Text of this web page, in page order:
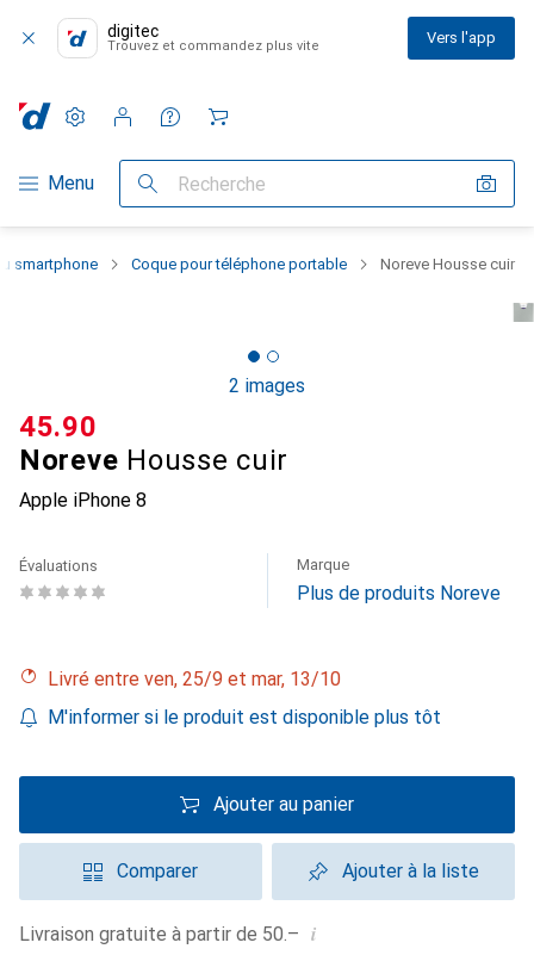
digitec
Trouvez et commandez plus vite Vers l'app
Navigation par catégorie
Menu Recherche
Paramètres
Compte client
Listes de comparaison
Listes d'envies
Panier
smartphone Coque pour téléphone portable Noreve Housse cuir
2 images
Noreve Housse cuir
Apple iPhone 8
CHF
45.90
Évaluations Marque
Plus de produits Noreve
Livré entre ven, 25/9 et mar, 13/10
M'informer si le produit est disponible plus tôt
Ajouter au panier
Comparer Ajouter à la liste
Livraison gratuite à partir de 50.– i